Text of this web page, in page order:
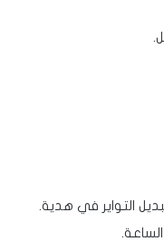
التواير في هدية.